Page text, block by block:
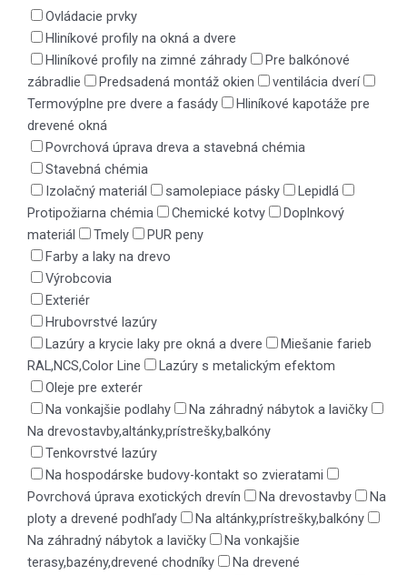
Ovládacie prvky
Hliníkové profily na okná a dvere
Hliníkové profily na zimné záhrady
Pre balkónové
zábradlie
Predsadená montáž okien
ventilácia dverí
Termovýplne pre dvere a fasády
Hliníkové kapotáže pre
drevené okná
Povrchová úprava dreva a stavebná chémia
Stavebná chémia
Izolačný materiál
samolepiace pásky
Lepidlá
Protipožiarna chémia
Chemické kotvy
Doplnkový
materiál
Tmely
PUR peny
Farby a laky na drevo
Výrobcovia
Exteriér
Hrubovrstvé lazúry
Lazúry a krycie laky pre okná a dvere
Miešanie farieb
RAL,NCS,Color Line
Lazúry s metalickým efektom
Oleje pre exterér
Na vonkajšie podlahy
Na záhradný nábytok a lavičky
Na drevostavby,altánky,prístrešky,balkóny
Tenkovrstvé lazúry
Na hospodárske budovy-kontakt so zvieratami
Povrchová úprava exotických drevín
Na drevostavby
Na
ploty a drevené podhľady
Na altánky,prístrešky,balkóny
Na záhradný nábytok a lavičky
Na vonkajšie
terasy,bazény,drevené chodníky
Na drevené